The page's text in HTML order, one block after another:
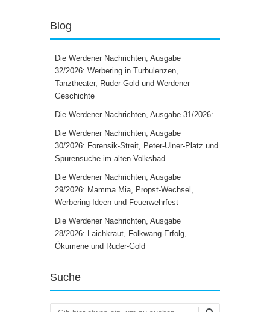
Blog
Die Werdener Nachrichten, Ausgabe
32/2026: Werbering in Turbulenzen,
Tanztheater, Ruder-Gold und Werdener
Geschichte
Die Werdener Nachrichten, Ausgabe 31/2026:
Die Werdener Nachrichten, Ausgabe
30/2026: Forensik-Streit, Peter-Ulner-Platz und
Spurensuche im alten Volksbad
Die Werdener Nachrichten, Ausgabe
29/2026: Mamma Mia, Propst-Wechsel,
Werbering-Ideen und Feuerwehrfest
Die Werdener Nachrichten, Ausgabe
28/2026: Laichkraut, Folkwang-Erfolg,
Ökumene und Ruder-Gold
Suche
Suchen